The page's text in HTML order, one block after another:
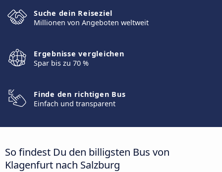
Suche dein Reiseziel
Millionen von Angeboten weltweit
Ergebnisse vergleichen
Spar bis zu 70 %
Finde den richtigen Bus
Einfach und transparent
So findest Du den billigsten Bus von
Klagenfurt nach Salzburg